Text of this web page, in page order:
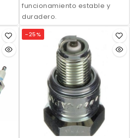
funcionamiento estable y
duradero.
-25%